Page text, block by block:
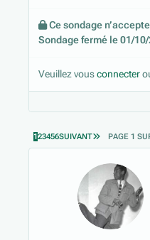
Ce sondage
Sondage fermé le 01/
Veuillez vousconnecter
123456SUIVANT DERNIÈRE
PAGE 1